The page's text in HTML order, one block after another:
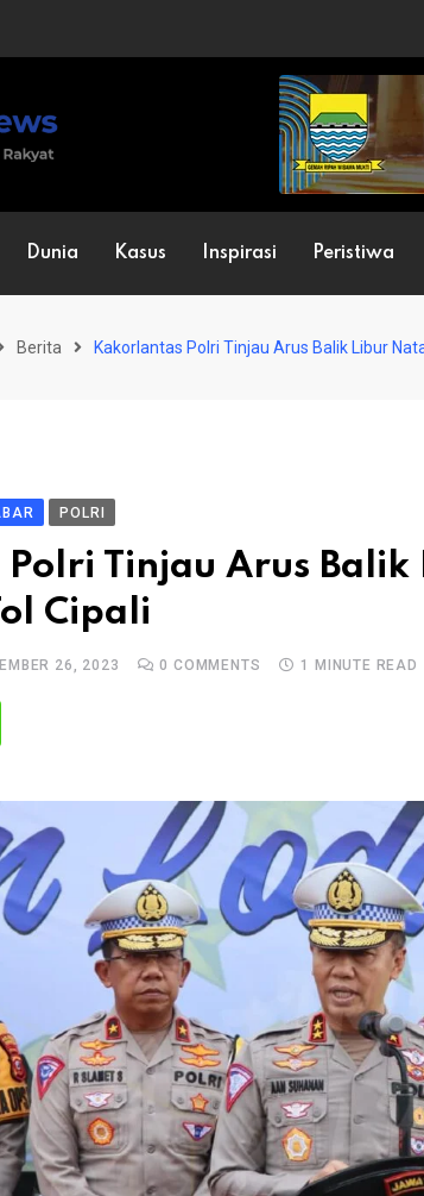
Dunia Kasus Inspirasi Peristiwa
Berita Kakorlantas Polri Tinjau Arus Balik Libur
POLRI
Tinjau Arus Balik
Cipali
26, 2023 0 COMMENTS 1 MINUTE READ